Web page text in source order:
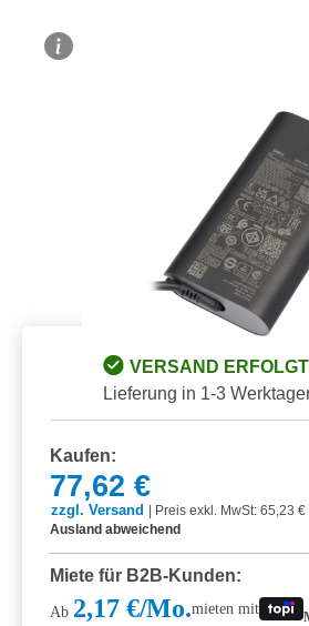
VERSAND
Lieferung in 1-3
Kaufen:
77,62 €
zzgl. Versand
Preis exkl. MwSt: 65,23 €
Ausland abweichend
Miete für B2B-Kunden:
Ab 2,17 €/Mo.mieten mit